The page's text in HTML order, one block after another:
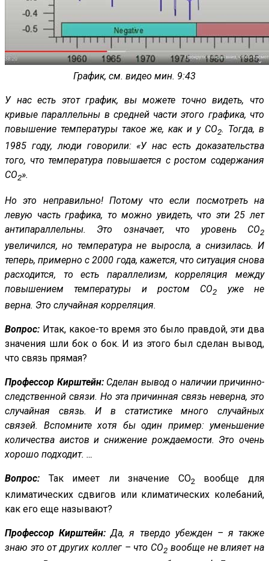
График, см. видео мин. 9:43
У нас есть этот график, вы можете точно видеть, что
кривые параллельны в средней части этого графика, что
повышение температуры такое же, как и у CO2. Тогда, в
1985 году, люди говорили: «У нас есть доказательства
того, что температура повышается с ростом содержания
CO2».
Но это неправильно! Потому что если посмотреть на
левую часть графика, то можно увидеть, что эти 25 лет
антипараллельны. Это означает, что уровень CO2
увеличился, но температура не выросла, а снизилась. И
теперь, примерно с 2000 года, кажется, что ситуация снова
расходится, то есть параллелизм, корреляция между
повышением температуры и ростом CO2
уже не
верна. Это случайная корреляция.
Вопрос: Итак, какое-то время это было правдой, эти два
значения шли бок о бок. И из этого был сделан вывод,
что связь прямая?
Профессор Кирштейн: Сделан вывод о наличии причинно-
следственной связи. Но эта причинная связь неверна, это
случайная связь. И в статистике много случайных
связей. Вспомните хотя бы один пример: уменьшение
количества аистов и снижение рождаемости. Это очень
хорошо подходит. …
Вопрос: Так имеет ли значение CO2
вообще для
климатических сдвигов или климатических колебаний,
как его еще называют?
Профессор Кирштейн: Да, я твердо убежден – я также
знаю это от других коллег – что CO2 вообще не влияет на